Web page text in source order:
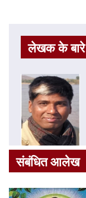
लेखक के
संबंधित आलेख